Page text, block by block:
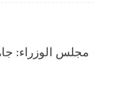
مجلس الوزراء: